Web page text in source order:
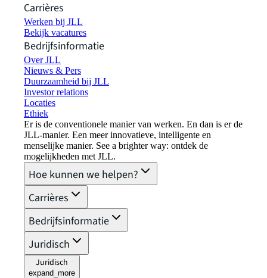
Carrières
Werken bij JLL
Bekijk vacatures
Bedrijfsinformatie
Over JLL
Nieuws & Pers
Duurzaamheid bij JLL
Investor relations
Locaties
Ethiek
Er is de conventionele manier van werken. En dan is er de
JLL-manier. Een meer innovatieve, intelligente en
menselijke manier. See a brighter way: ontdek de
mogelijkheden met JLL.
Hoe kunnen we helpen?
Carrières
Bedrijfsinformatie
Juridisch
Juridisch
expand_more